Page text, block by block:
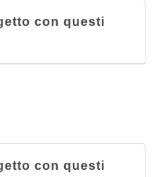
con questi
con questi